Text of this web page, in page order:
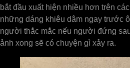
bắt đầu xuất hiện nhiều hơn trên
những dáng khiêu dâm ngay trước
người thắc mắc nếu người đứng
ảnh xong sẽ có chuyện gì xảy ra.